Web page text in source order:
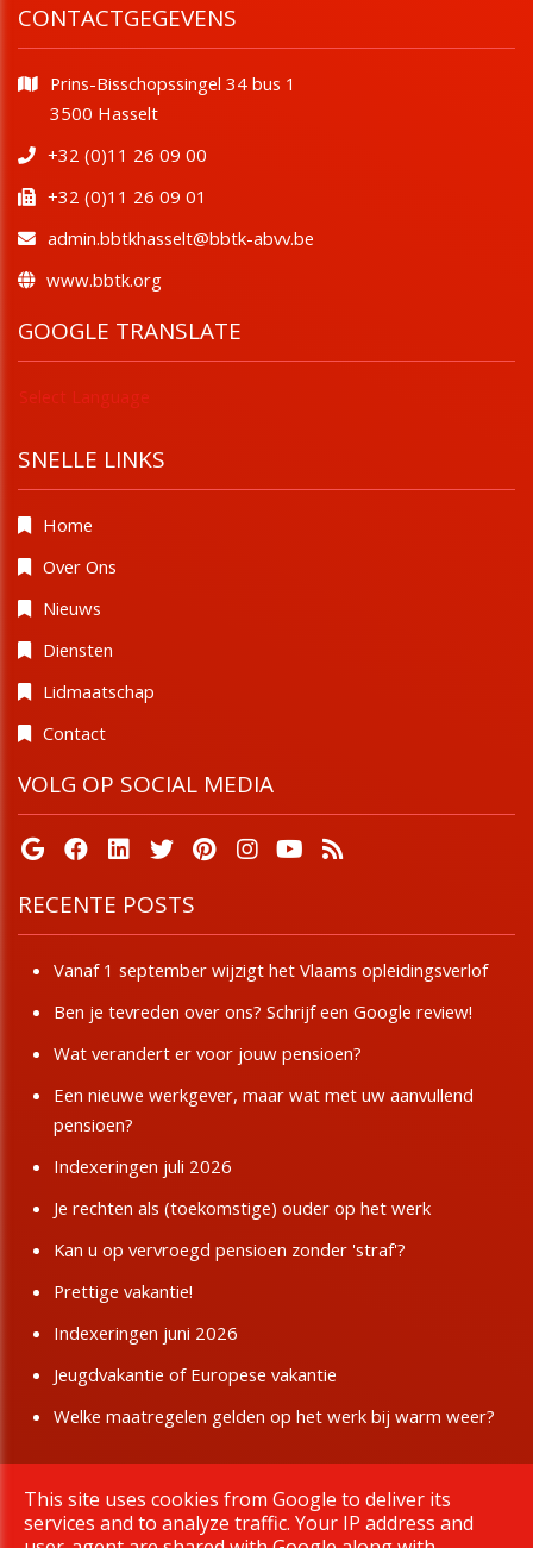
CONTACTGEGEVENS
Prins-Bisschopssingel 34 bus 1
​​​​​​​3500 Hasselt
+32 (0)11 26 09 00
+32 (0)11 26 09 01
admin.bbtkhasselt@bbtk-abvv.be
www.bbtk.org
GOOGLE TRANSLATE
Select Language
SNELLE LINKS
Home
Over Ons
Nieuws
Diensten
Lidmaatschap
Contact
VOLG OP SOCIAL MEDIA
RECENTE POSTS
Vanaf 1 september wijzigt het Vlaams opleidingsverlof
Ben je tevreden over ons? Schrijf een Google review!
Wat verandert er voor jouw pensioen?
Een nieuwe werkgever, maar wat met uw aanvullend
pensioen?
Indexeringen juli 2026
Je rechten als (toekomstige) ouder op het werk
Kan u op vervroegd pensioen zonder 'straf'?
Prettige vakantie!
Indexeringen juni 2026
Jeugdvakantie of Europese vakantie
Welke maatregelen gelden op het werk bij warm weer?
Copyright © 2026 BBTK Limburg. All rights reserved.
Privacy & Cookies |UP-TO-DATE WebDesign
This site uses cookies from Google to deliver its
services and to analyze traffic. Your IP address and